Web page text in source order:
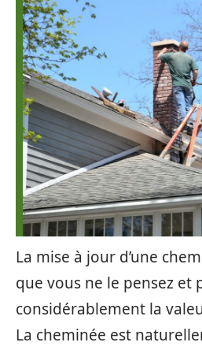
La mise à jour d’une
que vous ne le pensez et
considérablement la
La cheminée est